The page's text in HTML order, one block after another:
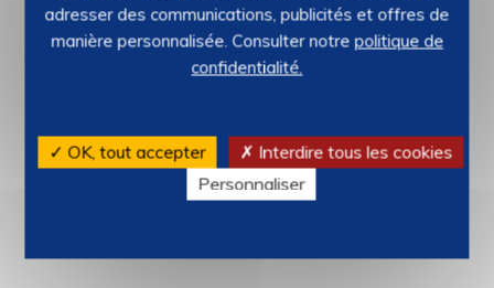
adresser des communications, publicités et offres de
manière personnalisée. Consulter notre politique de
confidentialité.
✓ OK, tout accepter
✗ Interdire tous les cookies
Personnaliser